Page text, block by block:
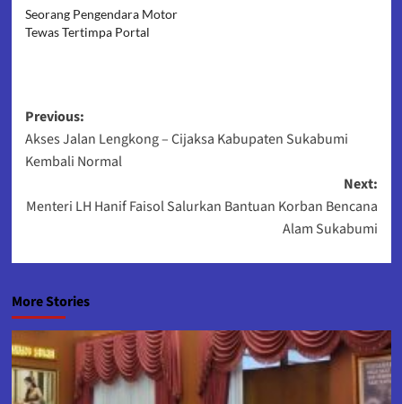
Seorang Pengendara Motor
Tewas Tertimpa Portal
Post
navigation
Previous:
Akses Jalan Lengkong – Cijaksa Kabupaten Sukabumi
Kembali Normal
Next:
Menteri LH Hanif Faisol Salurkan Bantuan Korban Bencana
Alam Sukabumi
More Stories